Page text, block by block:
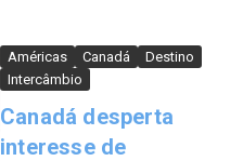
Américas Canadá
Destino
Intercâmbio
Canadá desperta
interesse de